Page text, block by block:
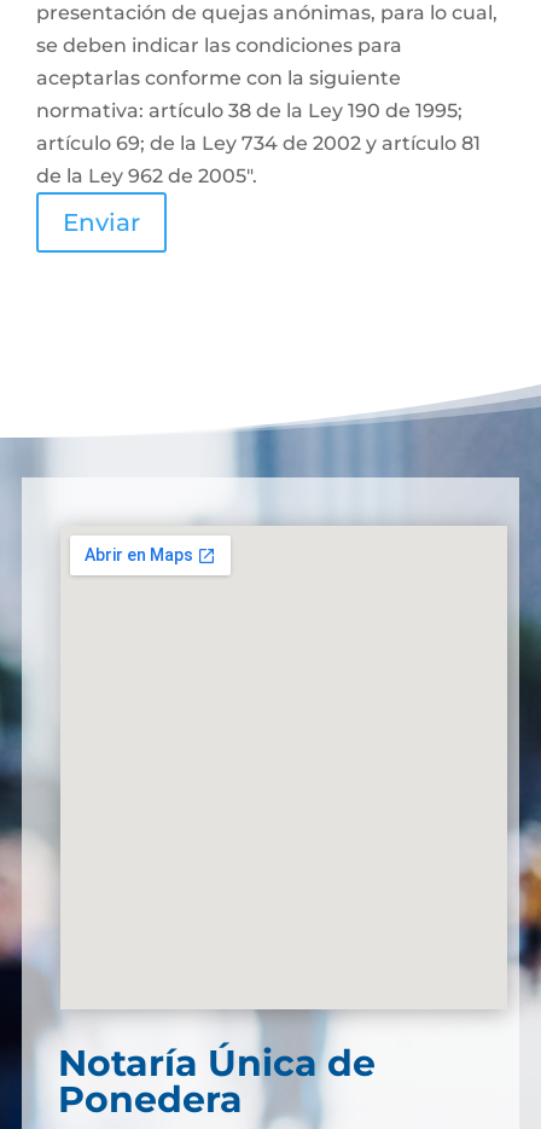
presentación de quejas anónimas, para lo cual,
se deben indicar las condiciones para
aceptarlas conforme con la siguiente
normativa: artículo 38 de la Ley 190 de 1995;
artículo 69; de la Ley 734 de 2002 y artículo 81
de la Ley 962 de 2005".
Enviar
Notaría Única de
Ponedera